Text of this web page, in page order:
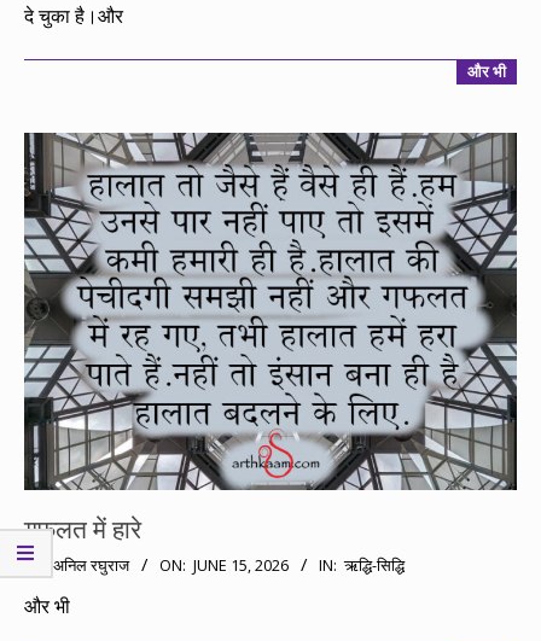
दे चुका है।और
और भी
गफलत में हारे
2026-
06-
BY: अनिल रघुराज ON: JUNE 15, 2026 IN: ऋद्धि-सिद्धि
और भी